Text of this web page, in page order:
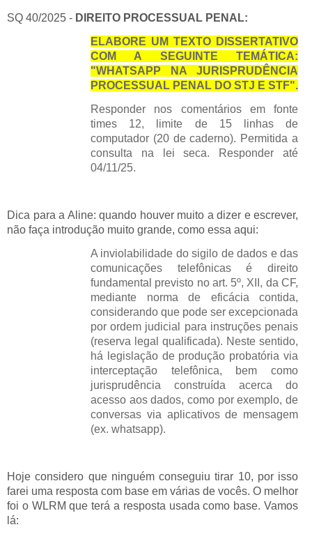
SQ 40/2025 - DIREITO PROCESSUAL PENAL:
ELABORE UM TEXTO DISSERTATIVO
COM A SEGUINTE TEMÁTICA:
"WHATSAPP NA JURISPRUDÊNCIA
PROCESSUAL PENAL DO STJ E STF".
Responder nos comentários em fonte
times 12, limite de 15 linhas de
computador (20 de caderno). Permitida a
consulta na lei seca. Responder até
04/11/25.
Dica para a Aline: quando houver muito a dizer e escrever,
não faça introdução muito grande, como essa aqui:
A inviolabilidade do sigilo de dados e das
comunicações telefônicas é direito
fundamental previsto no art. 5º, XII, da CF,
mediante norma de eficácia contida,
considerando que pode ser excepcionada
por ordem judicial para instruções penais
(reserva legal qualificada). Neste sentido,
há legislação de produção probatória via
interceptação telefônica, bem como
jurisprudência construída acerca do
acesso aos dados, como por exemplo, de
conversas via aplicativos de mensagem
(ex. whatsapp).
Hoje considero que ninguém conseguiu tirar 10, por isso
farei uma resposta com base em várias de vocês. O melhor
foi o WLRM que terá a resposta usada como base. Vamos
lá: